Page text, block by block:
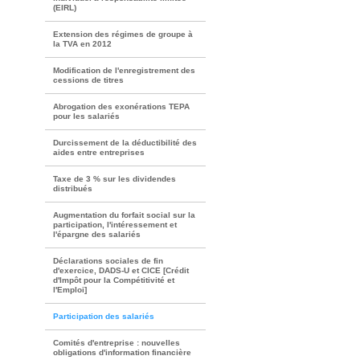
(EIRL)
Extension des régimes de groupe à
la TVA en 2012
Modification de l'enregistrement des
cessions de titres
Abrogation des exonérations TEPA
pour les salariés
Durcissement de la déductibilité des
aides entre entreprises
Taxe de 3 % sur les dividendes
distribués
Augmentation du forfait social sur la
participation, l'intéressement et
l'épargne des salariés
Déclarations sociales de fin
d'exercice, DADS-U et CICE [Crédit
d'Impôt pour la Compétitivité et
l'Emploi]
Participation des salariés
Comités d'entreprise : nouvelles
obligations d'information financière